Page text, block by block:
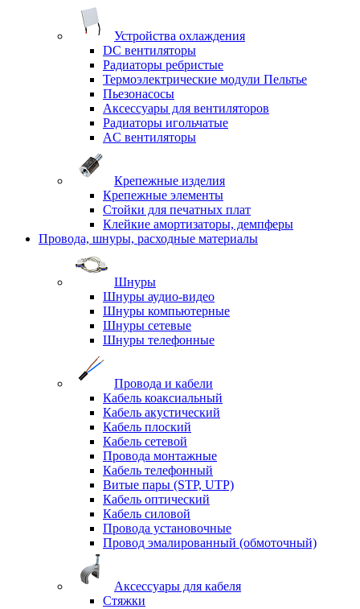
Устройства охлаждения
DC вентиляторы
Радиаторы ребристые
Термоэлектрические модули Пельтье
Пьезонасосы
Аксессуары для вентиляторов
Радиаторы игольчатые
AC вентиляторы
Крепежные изделия
Крепежные элементы
Стойки для печатных плат
Клейкие амортизаторы, демпферы
Провода, шнуры, расходные материалы
Шнуры
Шнуры аудио-видео
Шнуры компьютерные
Шнуры сетевые
Шнуры телефонные
Провода и кабели
Кабель коаксиальный
Кабель акустический
Кабель плоский
Кабель сетевой
Провода монтажные
Кабель телефонный
Витые пары (STP, UTP)
Кабель оптический
Кабель силовой
Провода установочные
Провод эмалированный (обмоточный)
Аксессуары для кабеля
Стяжки